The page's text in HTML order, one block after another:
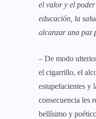
el valor y el
educación, la
alcanzar una paz
– De modo
el cigarrillo, el
estupefacientes y
consecuencia les
bellísimo y